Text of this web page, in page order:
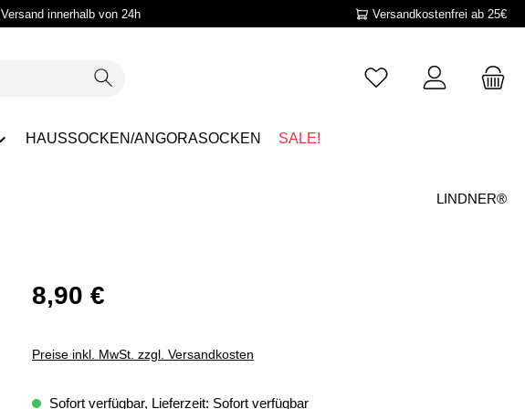
Versand innerhalb von 24h Versandkostenfrei ab 25€
HAUSSOCKEN/ANGORASOCKEN SALE!
LINDNER®
8,90 €
Preise inkl. MwSt. zzgl. Versandkosten
Sofort verfügbar, Lieferzeit: Sofort verfügbar